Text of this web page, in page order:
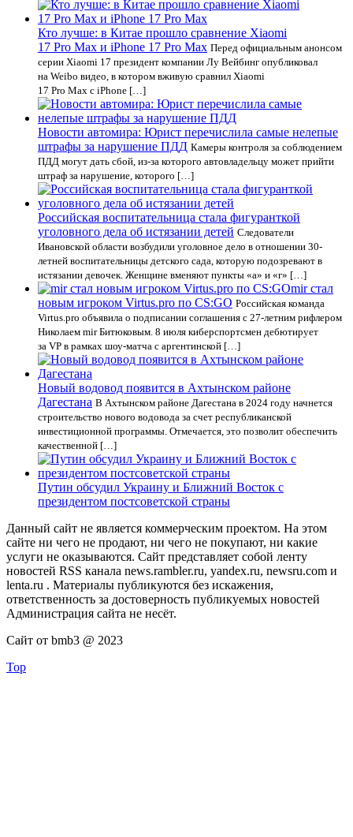
Кто лучше: в Китае прошло сравнение Xiaomi
17 Pro Max и iPhone 17 Pro Max Перед официальным анонсом
серии Xiaomi 17 президент компании Лу Вейбинг опубликовал
на Weibo видео, в котором вживую сравнил Xiaomi
17 Pro Max с iPhone […]
Новости автомира: Юрист перечислила самые нелепые
штрафы за нарушение ПДД Камеры контроля за соблюдением
ПДД могут дать сбой, из-за которого автовладельцу может прийти
штраф за нарушение, которого […]
Российская воспитательница стала фигуранткой
уголовного дела об истязании детей Следователи
Ивановской области возбудили уголовное дело в отношении 30-
летней воспитательницы детского сада, которую подозревают в
истязании девочек. Женщине вменяют пункты «а» и «г» […]
mir стал
новым игроком Virtus.pro по CS:GO Российская команда
Virtus.pro объявила о подписании соглашения с 27-летним рифлером
Николаем mir Битюковым. 8 июля киберспортсмен дебютирует
за VP в рамках шоу-матча с аргентинской […]
Новый водовод появится в Ахтынском районе
Дагестана В Ахтынском районе Дагестана в 2024 году начнется
строительство нового водовода за счет республиканской
инвестиционной программы. Отмечается, это позволит обеспечить
качественной […]
Путин обсудил Украину и Ближний Восток с
президентом постсоветской страны
Данный сайт не является коммерческим проектом. На этом
сайте ни чего не продают, ни чего не покупают, ни какие
услуги не оказываются. Сайт представляет собой ленту
новостей RSS канала news.rambler.ru, yandex.ru, newsru.com и
lenta.ru . Материалы публикуются без искажения,
ответственность за достоверность публикуемых новостей
Администрация сайта не несёт.
Сайт от bmb3 @ 2023
Top